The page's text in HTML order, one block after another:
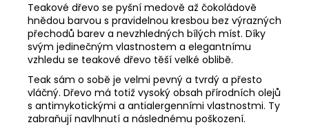
Teakové dřevo se pyšní medově až čokoládově
hnědou barvou s pravidelnou kresbou bez výrazných
přechodů barev a nevzhledných bílých míst. Díky
svým jedinečným vlastnostem a elegantnímu
vzhledu se teakové dřevo těší velké oblibě.
Teak sám o sobě je velmi pevný a tvrdý a přesto
vláčný. Dřevo má totiž vysoký obsah přírodních olejů
s antimykotickými a antialergenními vlastnostmi. Ty
zabraňují navlhnutí a následnému poškození.